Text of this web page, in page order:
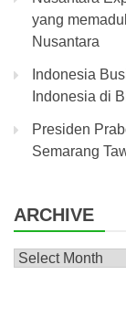
yang
Nusantara
Indonesia
Indonesia di
Presiden
Semarang
ARCHIVE
Archive